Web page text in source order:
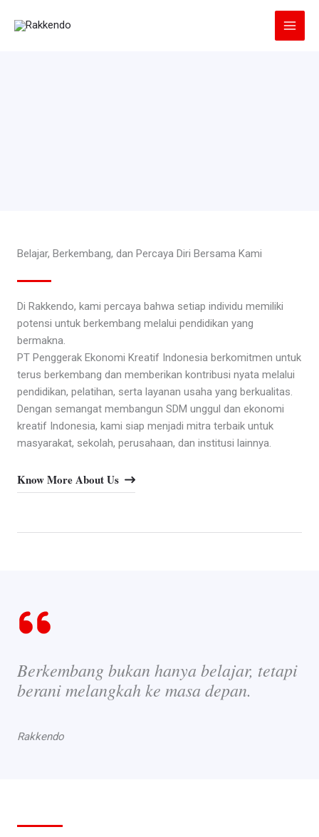
Belajar, Berkembang, dan Percaya Diri Bersama Kami
Di Rakkendo, kami percaya bahwa setiap individu memiliki
potensi untuk berkembang melalui pendidikan yang
bermakna.
PT Penggerak Ekonomi Kreatif Indonesia berkomitmen untuk
terus berkembang dan memberikan kontribusi nyata melalui
pendidikan, pelatihan, serta layanan usaha yang berkualitas.
Dengan semangat membangun SDM unggul dan ekonomi
kreatif Indonesia, kami siap menjadi mitra terbaik untuk
masyarakat, sekolah, perusahaan, dan institusi lainnya.
Know More About Us
Berkembang bukan hanya belajar, tetapi
berani melangkah ke masa depan.
Rakkendo